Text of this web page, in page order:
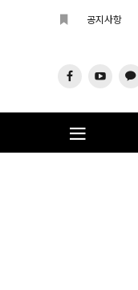
공지사항